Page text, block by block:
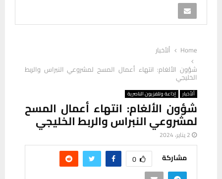
Home
ألأخبار
شؤون الألغام: انتهاء أعمال المسح لمشروعي النبراس والربط
الخليجي
ألأخبار إذاعة وتلفزيون الناصرية
شؤون الألغام: انتهاء أعمال المسح
لمشروعي النبراس والربط الخليجي
2 يناير، 2024
مشاركة 0